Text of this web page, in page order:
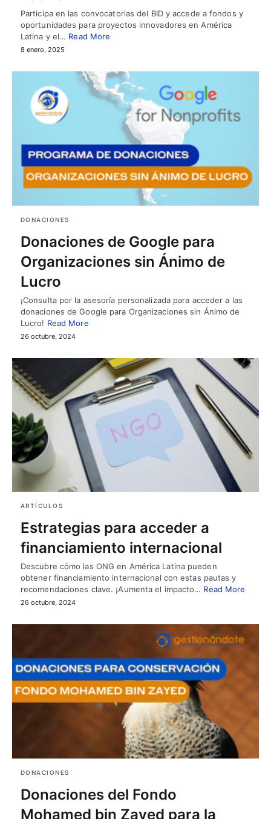
Participa en las convocatorias del BID y accede a fondos y
oportunidades para proyectos innovadores en América
Latina y el… Read More
8 enero, 2025
DONACIONES
Donaciones de Google para
Organizaciones sin Ánimo de
Lucro
¡Consulta por la asesoría personalizada para acceder a las
donaciones de Google para Organizaciones sin Ánimo de
Lucro! Read More
26 octubre, 2024
ARTÍCULOS
Estrategias para acceder a
financiamiento internacional
Descubre cómo las ONG en América Latina pueden
obtener financiamiento internacional con estas pautas y
recomendaciones clave. ¡Aumenta el impacto… Read More
26 octubre, 2024
DONACIONES
Donaciones del Fondo
Mohamed bin Zayed para la